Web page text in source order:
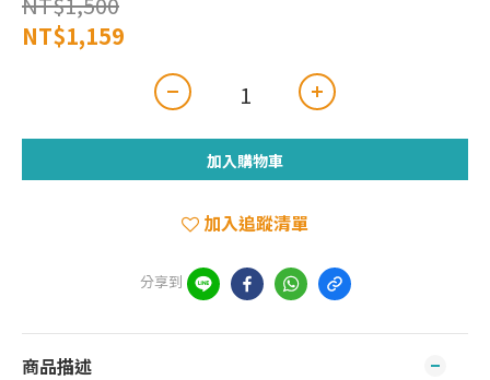
NT$1,159
加入購物車
加入追蹤清單
分享到
商品描述